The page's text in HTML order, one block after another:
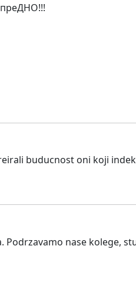
buducnost oni koji
nase kolege,